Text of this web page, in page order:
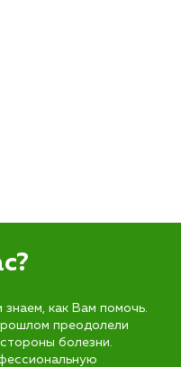
как Вам помочь.
преодолели
болезни.